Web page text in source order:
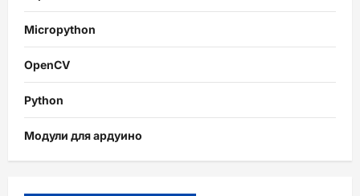
Micropython
OpenCV
Python
Модули для ардуино